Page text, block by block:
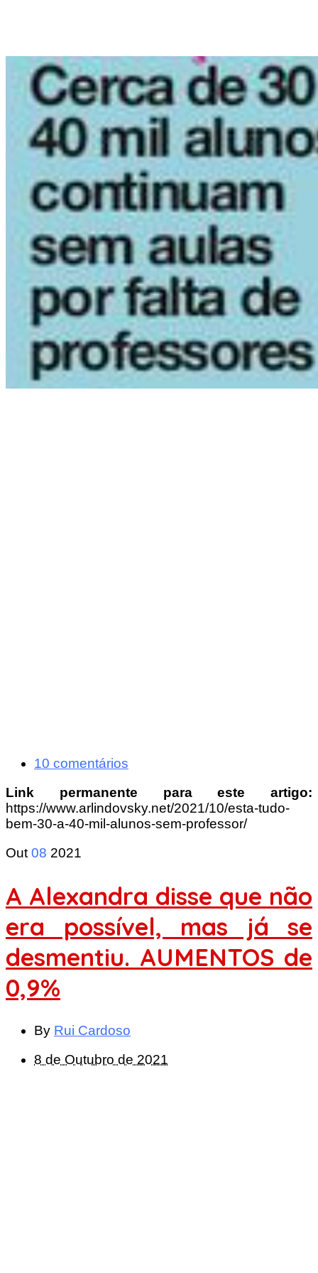
10 comentários
Link permanente para este artigo:
https://www.arlindovsky.net/2021/10/esta-tudo-
bem-30-a-40-mil-alunos-sem-professor/
Out 08 2021
A Alexandra disse que não
era possível, mas já se
desmentiu. AUMENTOS de
0,9%
By Rui Cardoso
8 de Outubro de 2021